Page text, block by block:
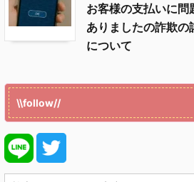
お客様の支払いに問
ありましたの詐欺の
について
\\follow//